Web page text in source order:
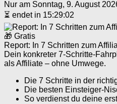
Nur am Sonntag, 9. August
⏳ endet in 15:29:02
🎁 Gratis
Report: In 7 Schritten zum
Dein konkreter 7-Schritte-
als Affiliate – ohne Umwege.
Die 7 Schritte in der
Die besten Einsteiger-
So verdienst du deine